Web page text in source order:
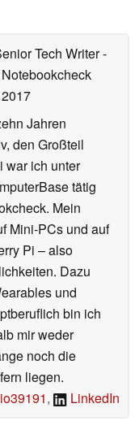
Tech Writer-
Jahren
den Großteil
war ich unter
tätig
Mein
Mini-PCs und auf
Pi – also
Dazu
und
bin ich
mir weder
noch die
liegen.
, LinkedIn